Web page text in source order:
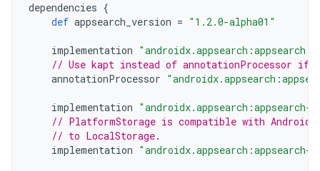
dependencies {
def appsearch_version = "1.2.0-alpha01"
implementation
// Use kapt instead of annotationProcessor if
annotationProcessor
implementation
// PlatformStorage is compatible with
// to LocalStorage.
implementation